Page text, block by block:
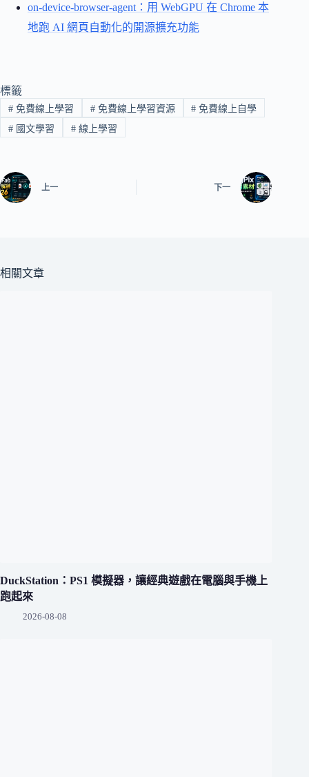
on-device-browser-agent：用 WebGPU 在 Chrome 本
地跑 AI 網頁自動化的開源擴充功能
標籤
#免費線上學習 #免費線上學習資源 # 免費線上自學
#國文學習 #線上學習
上一 下一
相關文章
DuckStation：PS1 模擬器，讓經典遊戲在電腦與手機上
跑起來
2026-08-08